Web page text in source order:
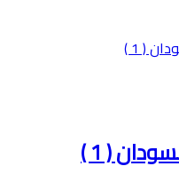
( 1 )